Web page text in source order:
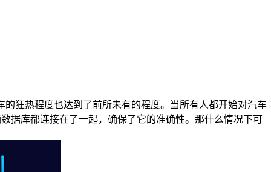
狂热程度也达到了前所未有的程度。当所有人都开始对汽车
据库都连接在了一起，确保了它的准确性。那什么情况下可